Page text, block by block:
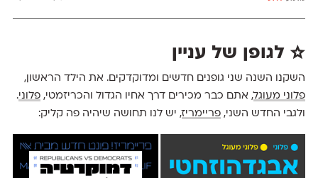
☆ לגופן של עניין
השקנו השנה שני גופנים חדשים ומדוקדקים. את הילד הראשון,
פלוני מעוגל, אתם כבר מכירים דרך אחיו הגדול והכריזמטי, פלוני.
ולגבי החדש השני, פריימריז, יש לנו תחושה שיהיה פה קליק: